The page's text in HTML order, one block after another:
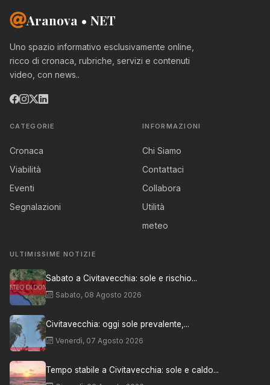
Aranova • NET
Uno spazio informativo esclusivamente online,
ricco di cronaca, rubriche, servizi e contenuti
video, con news..
CATEGORIE
Cronaca
Viabilità
Eventi
Segnalazioni
INFORMAZIONI
Chi Siamo
Contattaci
Collabora
Utilità
meteo
ULTIMISSIME NOTIZIE
Sabato a Civitavecchia: sole e rischio...
Sabato, 08 Agosto 2026
Civitavecchia: oggi sole prevalente,...
Venerdì, 07 Agosto 2026
Tempo stabile a Civitavecchia: sole e caldo...